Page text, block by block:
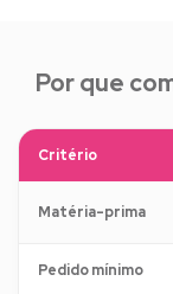
Por que
Critério
Matéria-prima
Pedido mínimo